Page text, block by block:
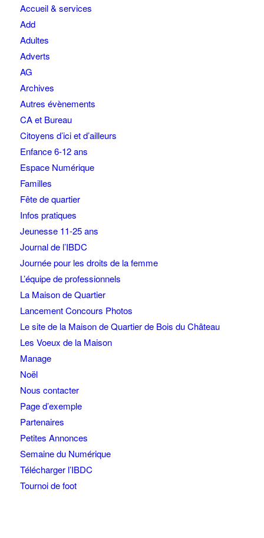
Accueil & services
Add
Adultes
Adverts
AG
Archives
Autres évènements
CA et Bureau
Citoyens d’ici et d’ailleurs
Enfance 6-12 ans
Espace Numérique
Familles
Fête de quartier
Infos pratiques
Jeunesse 11-25 ans
Journal de l’IBDC
Journée pour les droits de la femme
L’équipe de professionnels
La Maison de Quartier
Lancement Concours Photos
Le site de la Maison de Quartier de Bois du Château
Les Voeux de la Maison
Manage
Noël
Nous contacter
Page d’exemple
Partenaires
Petites Annonces
Semaine du Numérique
Télécharger l’IBDC
Tournoi de foot